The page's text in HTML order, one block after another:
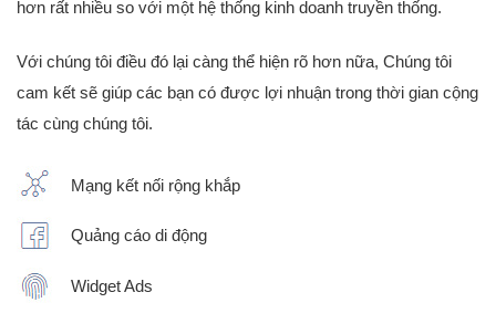
hơn rất nhiều so với một hệ thống kinh doanh truyền thống.
Với chúng tôi điều đó lại càng thể hiện rõ hơn nữa, Chúng tôi
cam kết sẽ giúp các bạn có được lợi nhuận trong thời gian cộng
tác cùng chúng tôi.
Mạng kết nối rộng khắp
Quảng cáo di động
Widget Ads